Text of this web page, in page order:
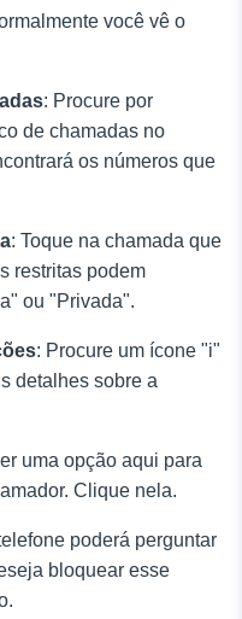
você vê o
: Procure por
de chamadas no
os números que
: Toque na chamada que
restritas podem
ou "Privada".
: Procure um ícone "i"
detalhes sobre a
uma opção aqui para
Clique nela.
poderá perguntar
bloquear esse